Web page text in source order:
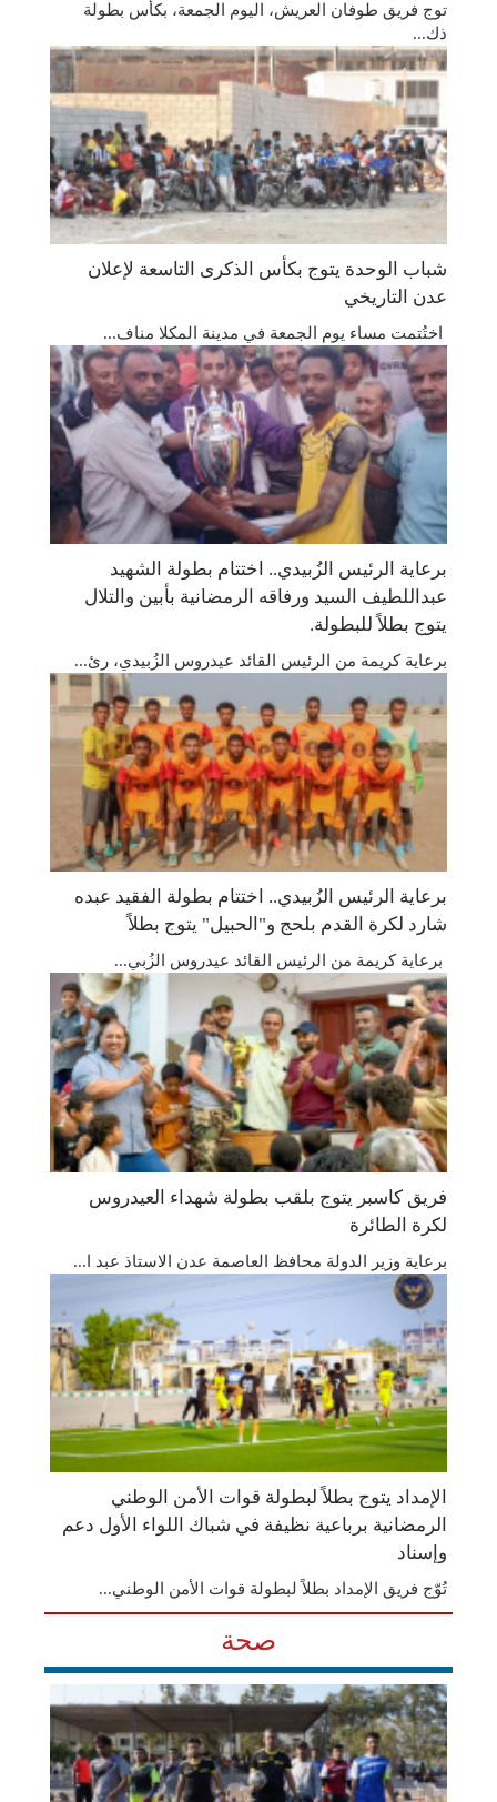
توج فريق طوفان العريش، اليوم الجمعة، بكأس بطولة
ذك...
شباب الوحدة يتوج بكأس الذكرى التاسعة لإعلان
عدن التاريخي
اختُتمت مساء يوم الجمعة في مدينة المكلا مناف...
برعاية الرئيس الزُبيدي.. اختتام بطولة الشهيد
عبداللطيف السيد ورفاقه الرمضانية بأبين والتلال
يتوج بطلاً للبطولة. ​
​برعاية كريمة من الرئيس القائد عيدروس الزُبيدي، رئ...
برعاية الرئيس الزُبيدي.. اختتام بطولة الفقيد عبده
شارد لكرة القدم بلحج و"الحبيل" يتوج بطلاً
​برعاية كريمة من الرئيس القائد عيدروس الزُبي...
فريق كاسبر يتوج بلقب بطولة شهداء العيدروس
لكرة الطائرة
برعاية وزير الدولة محافظ العاصمة عدن الاستاذ عبد ا...
الإمداد يتوج بطلاً لبطولة قوات الأمن الوطني
الرمضانية برباعية نظيفة في شباك اللواء الأول دعم
وإسناد
تُوّج فريق الإمداد بطلاً لبطولة قوات الأمن الوطني...
صحة